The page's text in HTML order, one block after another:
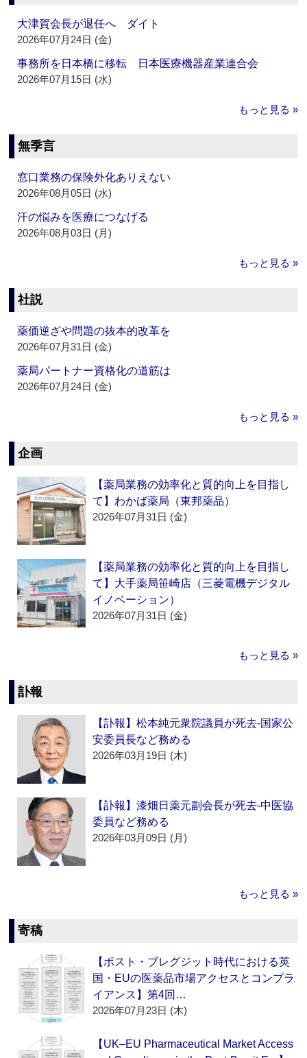
大津賀会長が退任へ ダイト
2026年07月24日 (金)
事務所を日本橋に移転 日本医療機器産業連合会
2026年07月15日 (水)
もっと見る »
無季言
窓口業務の保険外化ありえない
2026年08月05日 (水)
汗の悩みを医療につなげる
2026年08月03日 (月)
もっと見る »
社説
薬価逆ざや問題の抜本的改革を
2026年07月31日 (金)
薬局パートナー資格化の道筋は
2026年07月24日 (金)
もっと見る »
企画
【薬局業務の効率化と質的向上を目指し
て】わかば薬局（東邦薬品）
2026年07月31日 (金)
【薬局業務の効率化と質的向上を目指し
て】大手薬局笹崎店（三菱電機デジタル
イノベーション）
2026年07月31日 (金)
もっと見る »
訃報
【訃報】松本純元衆院議員が死去‐国家公
安委員長など務める
2026年03月19日 (木)
【訃報】漆畑日薬元副会長が死去‐中医協
委員など務める
2026年03月09日 (月)
もっと見る »
寄稿
【ポスト・ブレグジット時代における英
国・EUの医薬品市場アクセスとコンプラ
イアンス】第4回…
2026年07月23日 (木)
【UK–EU Pharmaceutical Market Access